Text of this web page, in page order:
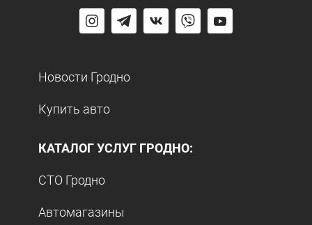
Новости Гродно
Купить авто
КАТАЛОГ УСЛУГ ГРОДНО:
СТО Гродно
Автомагазины